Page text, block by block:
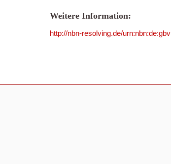
Weitere Information:
http://nbn-resolving.de/